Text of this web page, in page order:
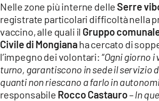
Nelle zone più interne delleSerre
registrate particolari difficoltà nella
vaccino, alle quali il Gruppo
Civile di Mongianaha cercato di
l’impegno dei volontari: “Ogni giorno i
turno, garantiscono in sede il servizio
quanti non riescano a farlo in
responsabile Rocco Castauro–In